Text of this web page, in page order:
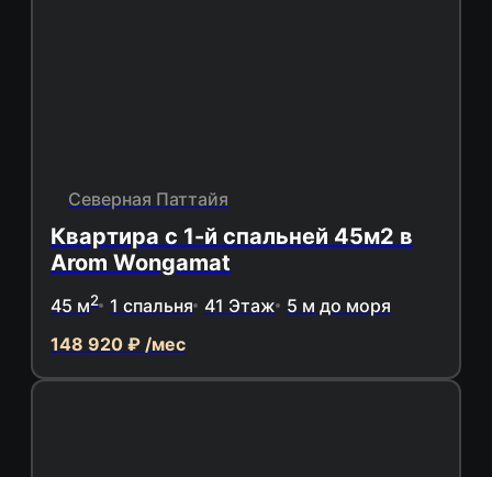
Северная Паттайя
Квартира с 1-й спальней 45м2 в
Arom Wongamat
45 м2 1 спальня 41 Этаж 5 м до моря
148 920 ₽ /мес